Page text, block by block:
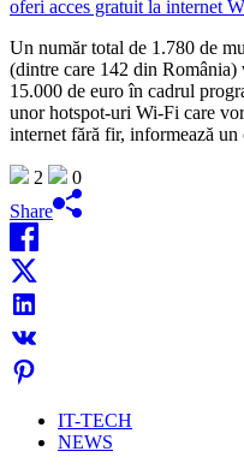
Un număr total de 1.780 de
(dintre care 142 din
15.000 de euro în cadrul
unor hotspot-uri Wi-Fi care
internet fără fir, informează
2
0
Share
IT-TECH
NEWS